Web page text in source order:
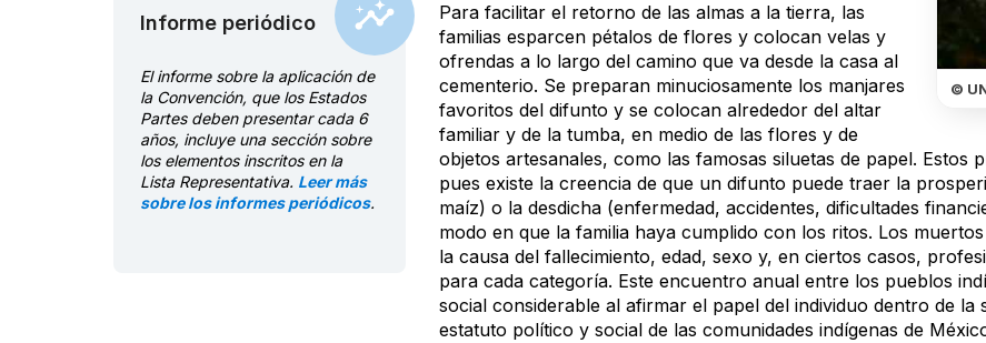
Informe periódico
El informe sobre la aplicación de
la Convención, que los Estados
Partes deben presentar cada 6
años, incluye una sección sobre
los elementos inscritos en la
Lista Representativa. Leer más
sobre los informes periódicos.
©
Para facilitar el retorno de las almas a la tierra, las
familias esparcen pétalos de flores y colocan velas y
ofrendas a lo largo del camino que va desde la casa al
cementerio. Se preparan minuciosamente los manjares
favoritos del difunto y se colocan alrededor del altar
familiar y de la tumba, en medio de las flores y de
objetos artesanales, como las famosas siluetas de papel.
pues existe la creencia de que un difunto puede traer la
maíz) o la desdicha (enfermedad, accidentes, dificultades
modo en que la familia haya cumplido con los ritos. Los
la causa del fallecimiento, edad, sexo y, en ciertos casos,
para cada categoría. Este encuentro anual entre los pueblos
social considerable al afirmar el papel del individuo dentro de
estatuto político y social de las comunidades indígenas de